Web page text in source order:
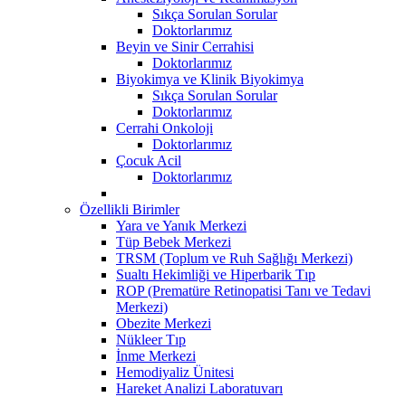
Sıkça Sorulan Sorular
Doktorlarımız
Beyin ve Sinir Cerrahisi
Doktorlarımız
Biyokimya ve Klinik Biyokimya
Sıkça Sorulan Sorular
Doktorlarımız
Cerrahi Onkoloji
Doktorlarımız
Çocuk Acil
Doktorlarımız
Özellikli Birimler
Yara ve Yanık Merkezi
Tüp Bebek Merkezi
TRSM (Toplum ve Ruh Sağlığı Merkezi)
Sualtı Hekimliği ve Hiperbarik Tıp
ROP (Prematüre Retinopatisi Tanı ve Tedavi
Merkezi)
Obezite Merkezi
Nükleer Tıp
İnme Merkezi
Hemodiyaliz Ünitesi
Hareket Analizi Laboratuvarı